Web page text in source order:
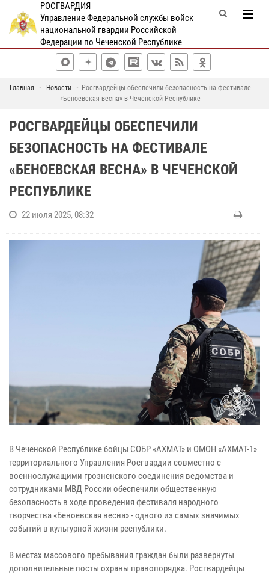
РОСГВАРДИЯ
Управление Федеральной службы войск
национальной гвардии Российской
Федерации по Чеченской Республике
Главная Новости
Росгвардейцы обеспечили безопасность на фестивале
«Беноевская весна» в Чеченской Республике
РОСГВАРДЕЙЦЫ ОБЕСПЕЧИЛИ
БЕЗОПАСНОСТЬ НА ФЕСТИВАЛЕ
«БЕНОЕВСКАЯ ВЕСНА» В ЧЕЧЕНСКОЙ
РЕСПУБЛИКЕ
22 июля 2025, 08:32
В Чеченской Республике бойцы СОБР «АХМАТ» и ОМОН «АХМАТ-1»
территориального Управления Росгвардии совместно с
военнослужащими грозненского соединения ведомства и
сотрудниками МВД России обеспечили общественную
безопасность в ходе проведения фестиваля народного
творчества «Беноевская весна» - одного из самых значимых
событий в культурной жизни республики.
В местах массового пребывания граждан были развернуты
дополнительные посты охраны правопорядка. Росгвардейцы